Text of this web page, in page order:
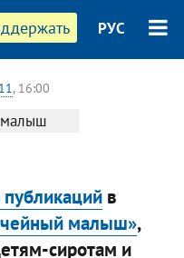
РУС
, 16:00
в
малыш»,
сиротам и